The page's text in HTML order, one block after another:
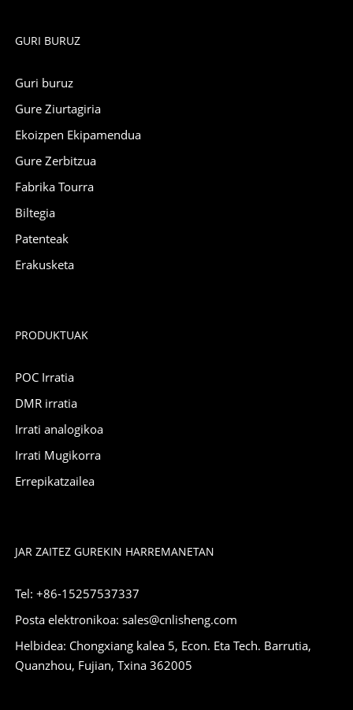
GURI BURUZ
Guri buruz
Gure Ziurtagiria
Ekoizpen Ekipamendua
Gure Zerbitzua
Fabrika Tourra
Biltegia
Patenteak
Erakusketa
PRODUKTUAK
POC Irratia
DMR irratia
Irrati analogikoa
Irrati Mugikorra
Errepikatzailea
JAR ZAITEZ GUREKIN HARREMANETAN
Tel: +86-15257537337
Posta elektronikoa: sales@cnlisheng.com
Helbidea: Chongxiang kalea 5, Econ. Eta Tech. Barrutia,
Quanzhou, Fujian, Txina 362005